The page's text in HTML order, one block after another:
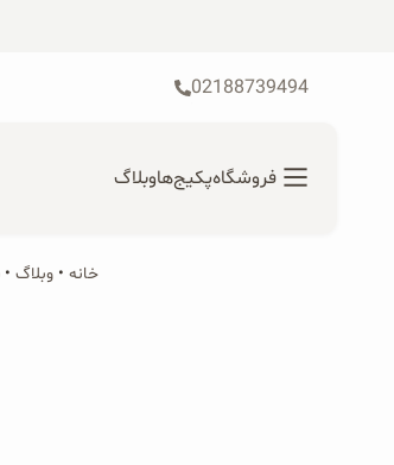
02188739494
فروشگاهپکیج‌هاوبلاگ
محصولات ارگانیک
خانه • وبلاگ •